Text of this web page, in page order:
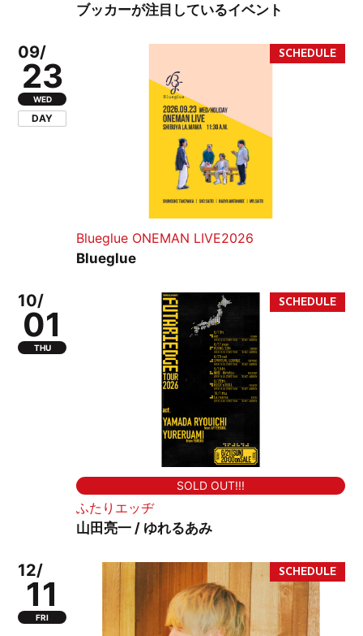
ブッカーが注目しているイベント
09/
23
WED
DAY
Blueglue ONEMAN LIVE2026
Blueglue
10/
01
THU
SOLD OUT!!!
ふたりエッヂ
山田亮一 / ゆれるあみ
12/
11
FRI